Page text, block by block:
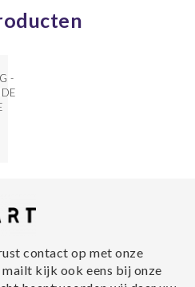
-
contact op met onze
kijk ook eens bij onze